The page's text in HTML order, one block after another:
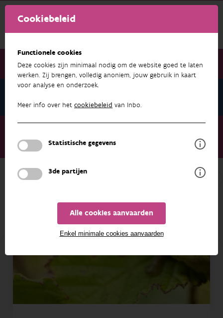
Cookiebeleid
Functionele cookies
Deze cookies zijn minimaal nodig om de website goed te laten
werken. Zij brengen, volledig anoniem, jouw gebruik in kaart
voor analyse en onderzoek.
Meer info over het cookiebeleid van Inbo.
Statistische gegevens
3de partijen
Alle cookies aanvaarden
Enkel minimale cookies aanvaarden
Nieuwsbrief juli 2026
11de BWDS Symposium - ‘One world, one wildlife health’
Inschrijvingen geopend